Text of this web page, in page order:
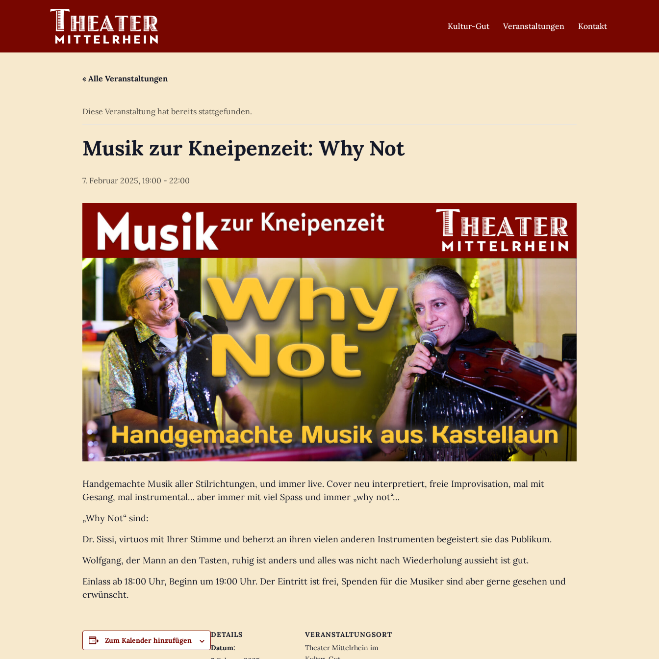
springen
Kultur-Gut Veranstaltungen Kontakt
« Alle Veranstaltungen
Diese Veranstaltung hat bereits stattgefunden.
Musik zur Kneipenzeit: Why Not
7. Februar 2025, 19:00 - 22:00
Handgemachte Musik aller Stilrichtungen, und immer live. Cover neu interpretiert, freie Improvisation, mal mit
Gesang, mal instrumental… aber immer mit viel Spass und immer „why not“…
„Why Not“ sind:
Dr. Sissi, virtuos mit Ihrer Stimme und beherzt an ihren vielen anderen Instrumenten begeistert sie das Publikum.
Wolfgang, der Mann an den Tasten, ruhig ist anders und alles was nicht nach Wiederholung aussieht ist gut.
Einlass ab 18:00 Uhr, Beginn um 19:00 Uhr. Der Eintritt ist frei, Spenden für die Musiker sind aber gerne gesehen und
erwünscht.
Zum Kalender hinzufügen
DETAILS
Datum:
VERANSTALTUNGSORT
Theater Mittelrhein im